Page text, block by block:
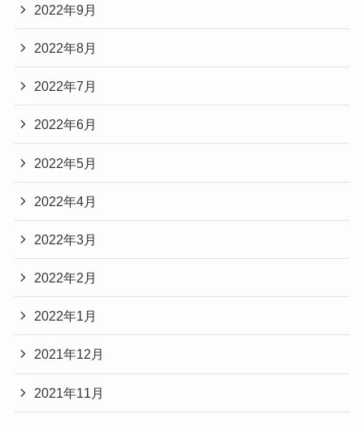
2022年9月
2022年8月
2022年7月
2022年6月
2022年5月
2022年4月
2022年3月
2022年2月
2022年1月
2021年12月
2021年11月